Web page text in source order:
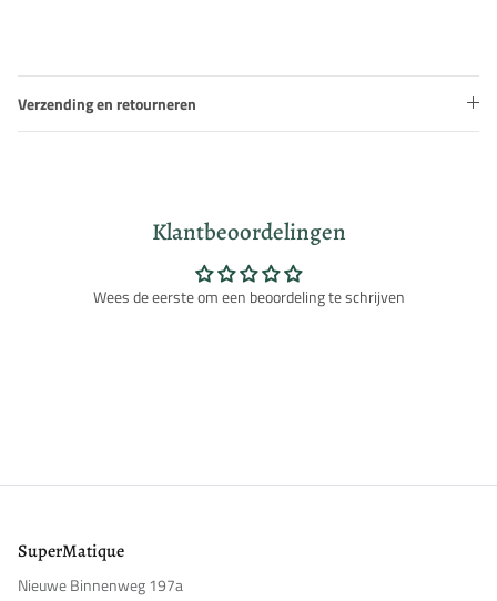
Verzending en retourneren
Klantbeoordelingen
Wees de eerste om een beoordeling te schrijven
SuperMatique
Nieuwe Binnenweg 197a